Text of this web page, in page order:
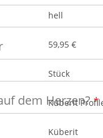
hell
59,95 €
Stück
Küberit
Küberit
dem Herzen?